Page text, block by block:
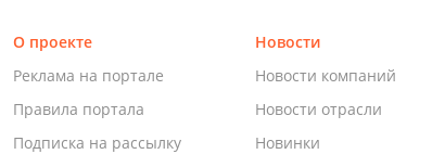
О проекте
Реклама на портале
Правила портала
Подписка на рассылку
Новости
Новости компаний
Новости отрасли
Новинки